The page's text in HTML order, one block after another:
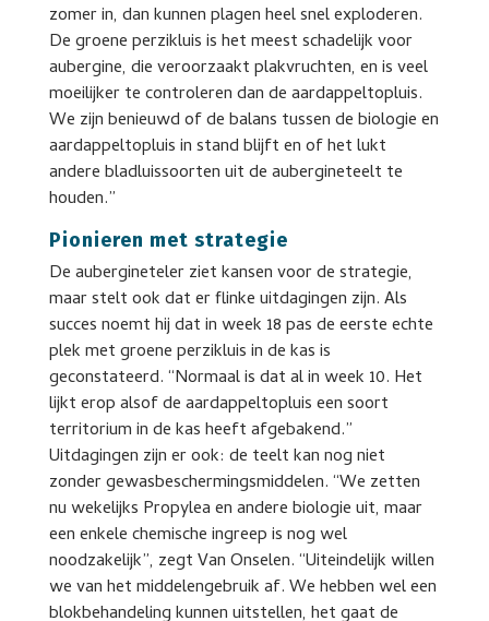
zomer in, dan kunnen plagen heel snel exploderen.
De groene perzikluis is het meest schadelijk voor
aubergine, die veroorzaakt plakvruchten, en is veel
moeilijker te controleren dan de aardappeltopluis.
We zijn benieuwd of de balans tussen de biologie en
aardappeltopluis in stand blijft en of het lukt
andere bladluissoorten uit de aubergineteelt te
houden.”
Pionieren met strategie
De aubergineteler ziet kansen voor de strategie,
maar stelt ook dat er flinke uitdagingen zijn. Als
succes noemt hij dat in week 18 pas de eerste echte
plek met groene perzikluis in de kas is
geconstateerd. “Normaal is dat al in week 10. Het
lijkt erop alsof de aardappeltopluis een soort
territorium in de kas heeft afgebakend.”
Uitdagingen zijn er ook: de teelt kan nog niet
zonder gewasbeschermingsmiddelen. “We zetten
nu wekelijks Propylea en andere biologie uit, maar
een enkele chemische ingreep is nog wel
noodzakelijk”, zegt Van Onselen. “Uiteindelijk willen
we van het middelengebruik af. We hebben wel een
blokbehandeling kunnen uitstellen, het gaat de